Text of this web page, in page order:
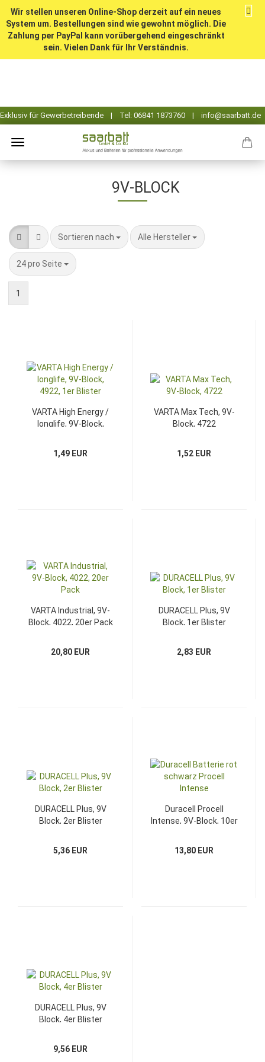
Wir stellen unseren Online-Shop derzeit auf ein neues
System um. Bestellungen sind wie gewohnt möglich. Die
Zahlung per PayPal kann vorübergehend eingeschränkt
sein. Vielen Dank für Ihr Verständnis.
9V-BLOCK
Sortieren nach
Sortieren nach Alle Hersteller
pro Seite
24 pro Seite
pro Seite
1
VARTA High Energy /
longlife, 9V-Block,
1,49 EUR
VARTA Max Tech, 9V-
Block, 4722
1,52 EUR
VARTA Industrial, 9V-
Block, 4022, 20er Pack
20,80 EUR
DURACELL Plus, 9V
Block, 1er Blister
2,83 EUR
DURACELL Plus, 9V
Block, 2er Blister
5,36 EUR
Duracell Procell
Intense, 9V-Block, 10er
13,80 EUR
DURACELL Plus, 9V
Block, 4er Blister
9,56 EUR